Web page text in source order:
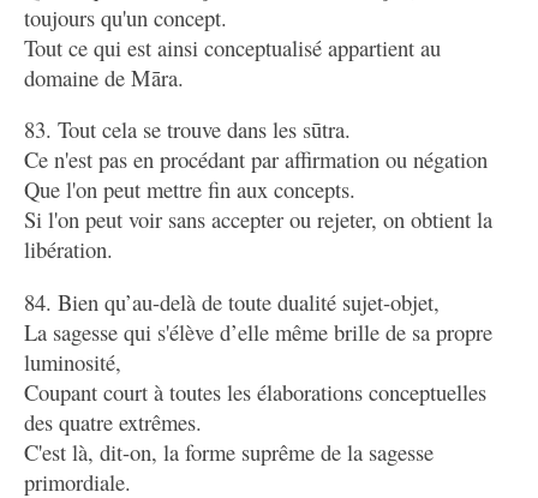
toujours qu'un concept.
Tout ce qui est ainsi conceptualisé appartient au
domaine de Māra.
83. Tout cela se trouve dans les sūtra.
Ce n'est pas en procédant par affirmation ou négation
Que l'on peut mettre fin aux concepts.
Si l'on peut voir sans accepter ou rejeter, on obtient la
libération.
84. Bien qu’au-delà de toute dualité sujet-objet,
La sagesse qui s'élève d’elle même brille de sa propre
luminosité,
Coupant court à toutes les élaborations conceptuelles
des quatre extrêmes.
C'est là, dit-on, la forme suprême de la sagesse
primordiale.